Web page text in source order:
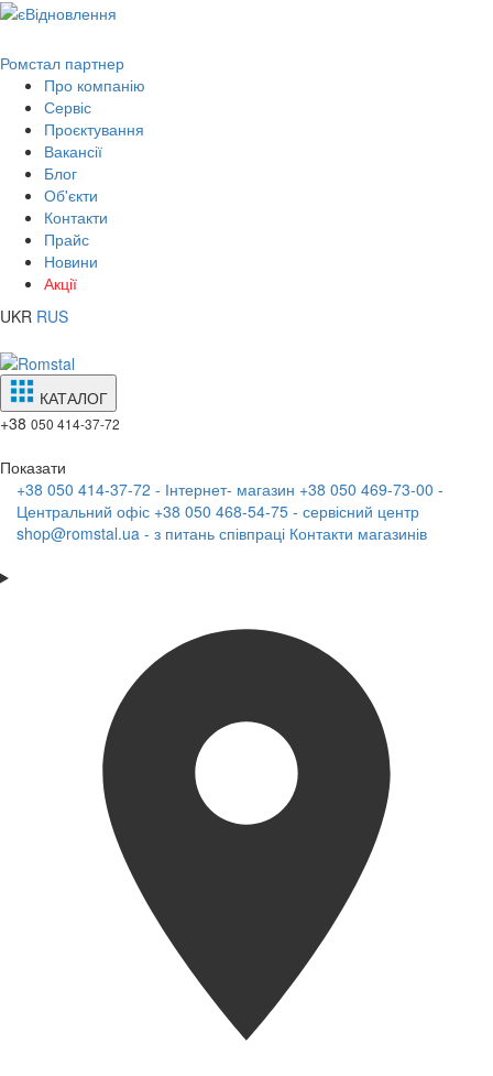
Ромстал партнер
Про компанію
Сервіс
Проєктування
Вакансії
Блог
Об'єкти
Контакти
Прайс
Новини
Акції
UKR RUS
КАТАЛОГ
+38 050 414-37-72
Показати
+38 050 414-37-72 - Інтернет- магазин +38 050 469-73-00 -
Центральний офіс +38 050 468-54-75 - сервісний центр
shop@romstal.ua - з питань співпраці Контакти магазинів